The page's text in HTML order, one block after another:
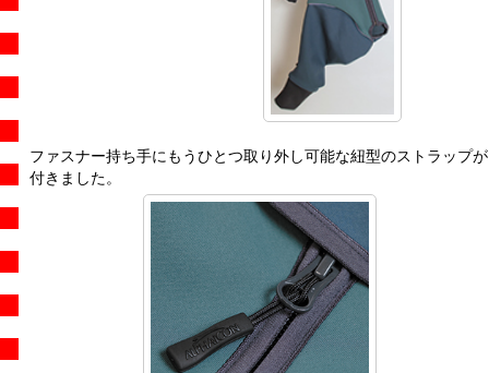
ファスナー持ち手にもうひとつ取り外し可能な紐型のストラップが
付きました。